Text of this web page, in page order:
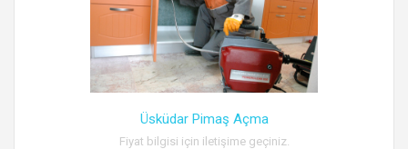
Üsküdar Pimaş Açma
Fiyat bilgisi için iletişime geçiniz.